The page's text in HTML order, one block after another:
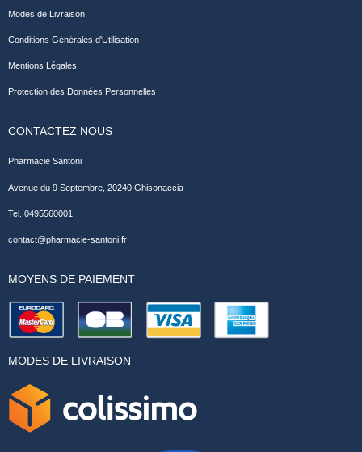
Modes de Livraison
Conditions Générales d'Utilisation
Mentions Légales
Protection des Données Personnelles
CONTACTEZ NOUS
Pharmacie Santoni
Avenue du 9 Septembre, 20240 Ghisonaccia
Tel. 0495560001
contact@pharmacie-santoni.fr
MOYENS DE PAIEMENT
MODES DE LIVRAISON